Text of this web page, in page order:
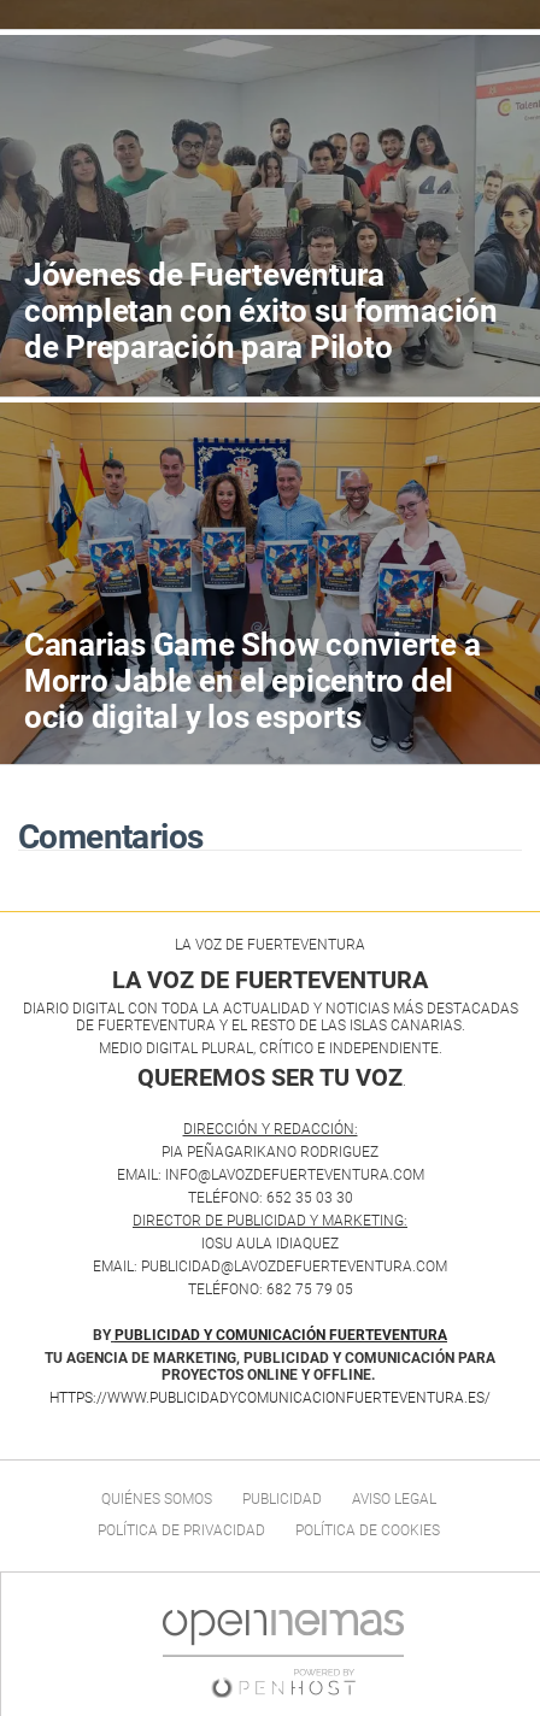
Jóvenes de Fuerteventura
completan con éxito su formación
de Preparación para Piloto
Profesional de Drones A1/A3/A2 y
STS
Canarias Game Show convierte a
Morro Jable en el epicentro del
ocio digital y los esports
Comentarios
LA VOZ DE FUERTEVENTURA
LA VOZ DE FUERTEVENTURA
DIARIO DIGITAL CON TODA LA ACTUALIDAD Y NOTICIAS MÁS DESTACADAS
DE FUERTEVENTURA Y EL RESTO DE LAS ISLAS CANARIAS.
MEDIO DIGITAL PLURAL, CRÍTICO E INDEPENDIENTE.
QUEREMOS SER TU VOZ.
DIRECCIÓN Y REDACCIÓN:
PIA PEÑAGARIKANO RODRIGUEZ
EMAIL: INFO@LAVOZDEFUERTEVENTURA.COM
TELÉFONO: 652 35 03 30
DIRECTOR DE PUBLICIDAD Y MARKETING:
IOSU AULA IDIAQUEZ
EMAIL: PUBLICIDAD@LAVOZDEFUERTEVENTURA.COM
TELÉFONO: 682 75 79 05
BY PUBLICIDAD Y COMUNICACIÓN FUERTEVENTURA
TU AGENCIA DE MARKETING, PUBLICIDAD Y COMUNICACIÓN PARA
PROYECTOS ONLINE Y OFFLINE.
HTTPS://WWW.PUBLICIDADYCOMUNICACIONFUERTEVENTURA.ES/
QUIÉNES SOMOS PUBLICIDAD
AVISO LEGAL
POLÍTICA DE PRIVACIDAD
POLÍTICA DE COOKIES